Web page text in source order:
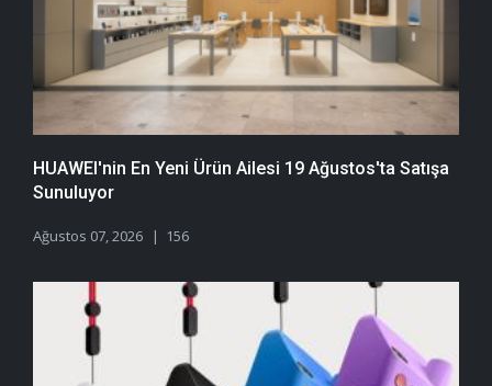
HUAWEI'nin En Yeni Ürün Ailesi 19 Ağustos'ta Satışa
Sunuluyor
Ağustos 07, 2026 156